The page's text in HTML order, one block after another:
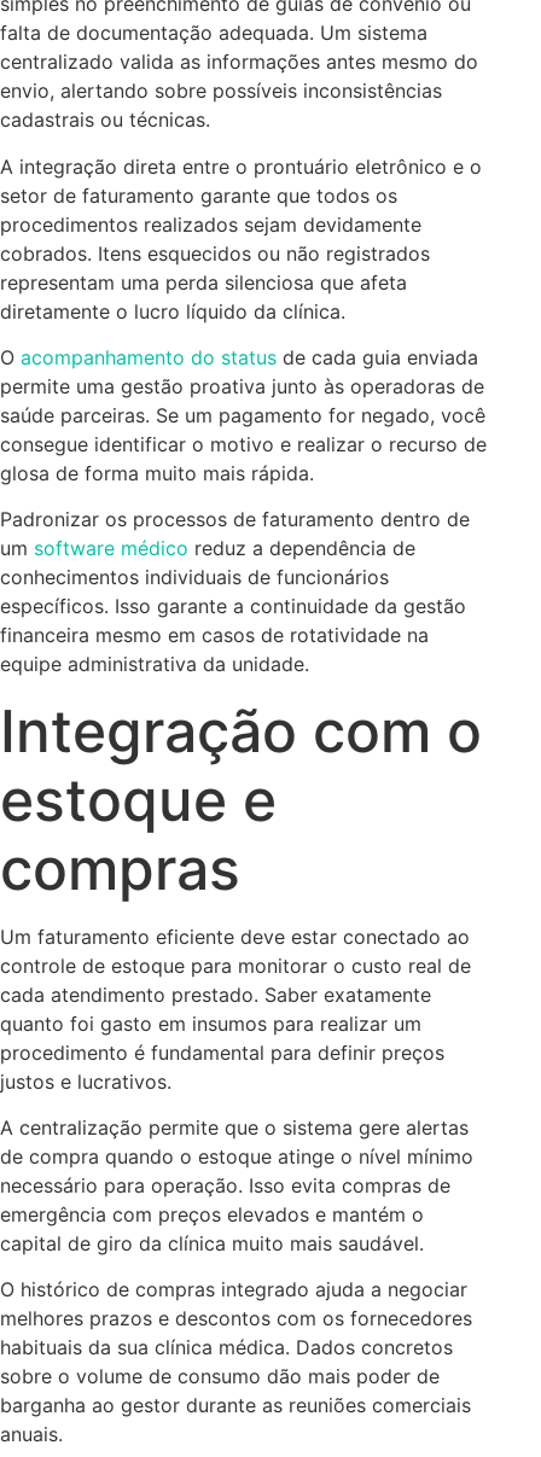
falta de documentação adequada. Um sistema
centralizado valida as informações antes mesmo do
envio, alertando sobre possíveis inconsistências
cadastrais ou técnicas.
A integração direta entre o prontuário eletrônico e o
setor de faturamento garante que todos os
procedimentos realizados sejam devidamente
cobrados. Itens esquecidos ou não registrados
representam uma perda silenciosa que afeta
diretamente o lucro líquido da clínica.
O acompanhamento do status de cada guia enviada
permite uma gestão proativa junto às operadoras de
saúde parceiras. Se um pagamento for negado, você
consegue identificar o motivo e realizar o recurso de
glosa de forma muito mais rápida.
Padronizar os processos de faturamento dentro de
um software médico reduz a dependência de
conhecimentos individuais de funcionários
específicos. Isso garante a continuidade da gestão
financeira mesmo em casos de rotatividade na
equipe administrativa da unidade.
Integração com o
estoque e
compras
Um faturamento eficiente deve estar conectado ao
controle de estoque para monitorar o custo real de
cada atendimento prestado. Saber exatamente
quanto foi gasto em insumos para realizar um
procedimento é fundamental para definir preços
justos e lucrativos.
A centralização permite que o sistema gere alertas
de compra quando o estoque atinge o nível mínimo
necessário para operação. Isso evita compras de
emergência com preços elevados e mantém o
capital de giro da clínica muito mais saudável.
O histórico de compras integrado ajuda a negociar
melhores prazos e descontos com os fornecedores
habituais da sua clínica médica. Dados concretos
sobre o volume de consumo dão mais poder de
barganha ao gestor durante as reuniões comerciais
anuais.